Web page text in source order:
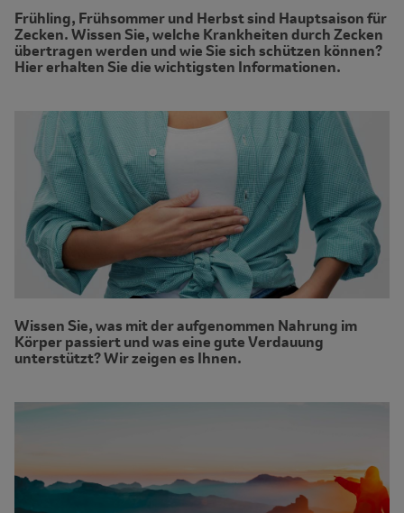
Frühling, Frühsommer und Herbst sind Hauptsaison für
Zecken. Wissen Sie, welche Krankheiten durch Zecken
übertragen werden und wie Sie sich schützen können?
Hier erhalten Sie die wichtigsten Informationen.
Wissen Sie, was mit der aufgenommen Nahrung im
Körper passiert und was eine gute Verdauung
unterstützt? Wir zeigen es Ihnen.